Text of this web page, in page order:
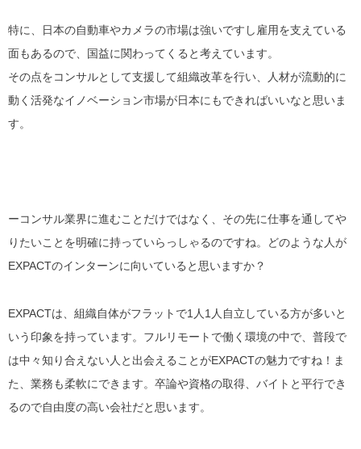
特に、日本の自動車やカメラの市場は強いですし雇用を支えている
面もあるので、国益に関わってくると考えています。
その点をコンサルとして支援して組織改革を行い、
人材が流動的に
動く活発なイノベーション市場が日本にもできればいいなと思いま
す。
ーコンサル業界に進むことだけではなく、その先に仕事を通してや
りたいことを明確に持っていらっしゃるのですね。どのような人が
EXPACTのインターンに向いていると思いますか？
EXPACTは、組織自体がフラットで1人1人自立している方が多いと
いう印象を持っています。フルリモートで働く環境の中で、普段で
は中々知り合えない人と出会えることがEXPACTの魅力ですね！ま
た、業務も柔軟にできます。卒論や資格の取得、バイトと平行でき
るので自由度の高い会社だと思います。